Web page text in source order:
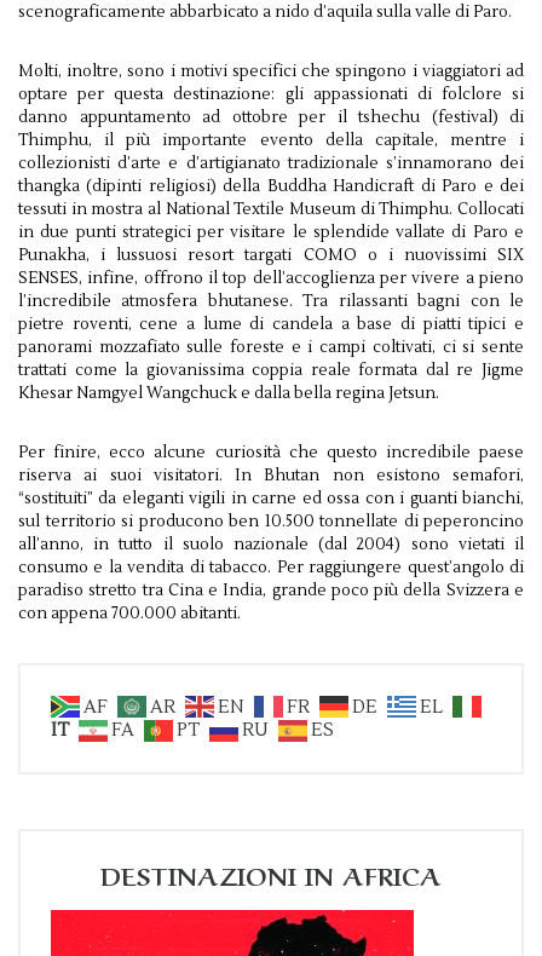
scenograficamente abbarbicato a nido d’aquila sulla valle di Paro.
Molti, inoltre, sono i motivi specifici che spingono i viaggiatori ad
optare per questa destinazione: gli appassionati di folclore si
danno appuntamento ad ottobre per il tshechu (festival) di
Thimphu, il più importante evento della capitale, mentre i
collezionisti d’arte e d’artigianato tradizionale s’innamorano dei
thangka (dipinti religiosi) della Buddha Handicraft di Paro e dei
tessuti in mostra al National Textile Museum di Thimphu. Collocati
in due punti strategici per visitare le splendide vallate di Paro e
Punakha, i lussuosi resort targati COMO o i nuovissimi SIX
SENSES, infine, offrono il top dell’accoglienza per vivere a pieno
l’incredibile atmosfera bhutanese. Tra rilassanti bagni con le
pietre roventi, cene a lume di candela a base di piatti tipici e
panorami mozzafiato sulle foreste e i campi coltivati, ci si sente
trattati come la giovanissima coppia reale formata dal re Jigme
Khesar Namgyel Wangchuck e dalla bella regina Jetsun.
Per finire, ecco alcune curiosità che questo incredibile paese
riserva ai suoi visitatori. In Bhutan non esistono semafori,
“sostituiti” da eleganti vigili in carne ed ossa con i guanti bianchi,
sul territorio si producono ben 10.500 tonnellate di peperoncino
all’anno, in tutto il suolo nazionale (dal 2004) sono vietati il
consumo e la vendita di tabacco. Per raggiungere quest’angolo di
paradiso stretto tra Cina e India, grande poco più della Svizzera e
con appena 700.000 abitanti.
AF AR EN FR DE
EL
IT
FA PT RU ES
DESTINAZIONI IN AFRICA